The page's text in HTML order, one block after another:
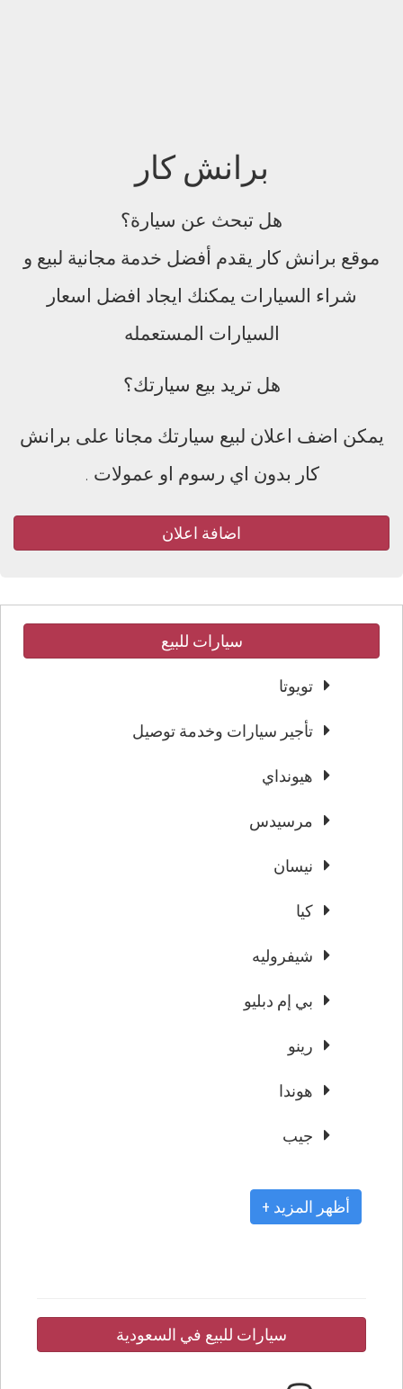
برانش كار
هل تبحث عن سيارة؟
موقع برانش كار يقدم أفضل خدمة مجانية لبيع و
شراء السيارات يمكنك ايجاد افضل اسعار
السيارات المستعمله
هل تريد بيع سيارتك؟
يمكن اضف اعلان لبيع سيارتك مجانا على برانش
كار بدون اي رسوم او عمولات .
اضافة اعلان
سيارات للبيع
تويوتا
تأجير سيارات وخدمة توصيل
هيونداي
مرسيدس
نيسان
كيا
شيفروليه
بي إم دبليو
رينو
هوندا
جيب
+ أظهر المزيد
سيارات للبيع في السعودية